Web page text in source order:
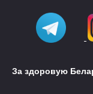
За здоровую